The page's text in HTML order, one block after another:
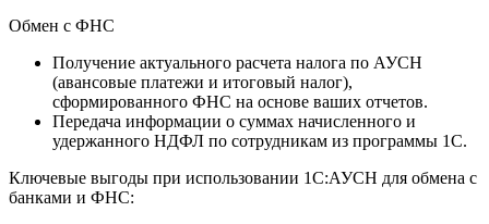
Обмен с ФНС
Получение актуального расчета налога по АУСН
(авансовые платежи и итоговый налог),
сформированного ФНС на основе ваших отчетов.
Передача информации о суммах начисленного и
удержанного НДФЛ по сотрудникам из программы 1С.
Ключевые выгоды при использовании 1С:АУСН для обмена с
банками и ФНС: